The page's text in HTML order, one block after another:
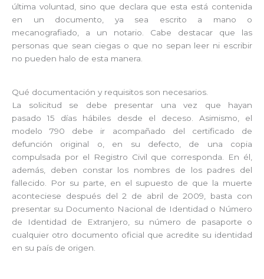
última voluntad, sino que declara que esta está contenida
en un documento, ya sea escrito a mano o
mecanografiado, a un notario. Cabe destacar que las
personas que sean ciegas o que no sepan leer ni escribir
no pueden halo de esta manera.
Qué documentación y requisitos son necesarios.
La solicitud se debe presentar una vez que hayan
pasado 15 días hábiles desde el deceso. Asimismo, el
modelo 790 debe ir acompañado del certificado de
defunción original o, en su defecto, de una copia
compulsada por el Registro Civil que corresponda. En él,
además, deben constar los nombres de los padres del
fallecido. Por su parte, en el supuesto de que la muerte
aconteciese después del 2 de abril de 2009, basta con
presentar su Documento Nacional de Identidad o Número
de Identidad de Extranjero, su número de pasaporte o
cualquier otro documento oficial que acredite su identidad
en su país de origen.